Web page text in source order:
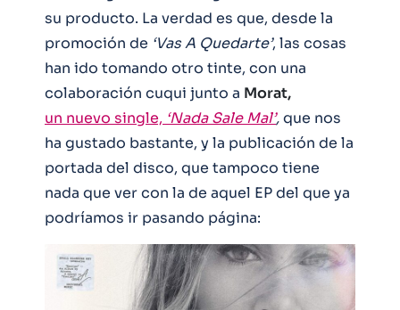
su producto. La verdad es que, desde la
promoción de ‘Vas A Quedarte’, las cosas
han ido tomando otro tinte, con una
colaboración cuqui junto a Morat,
un nuevo single, ‘Nada Sale Mal’,que nos
ha gustado bastante, y la publicación de la
portada del disco, que tampoco tiene
nada que ver con la de aquel EP del que ya
podríamos ir pasando página: